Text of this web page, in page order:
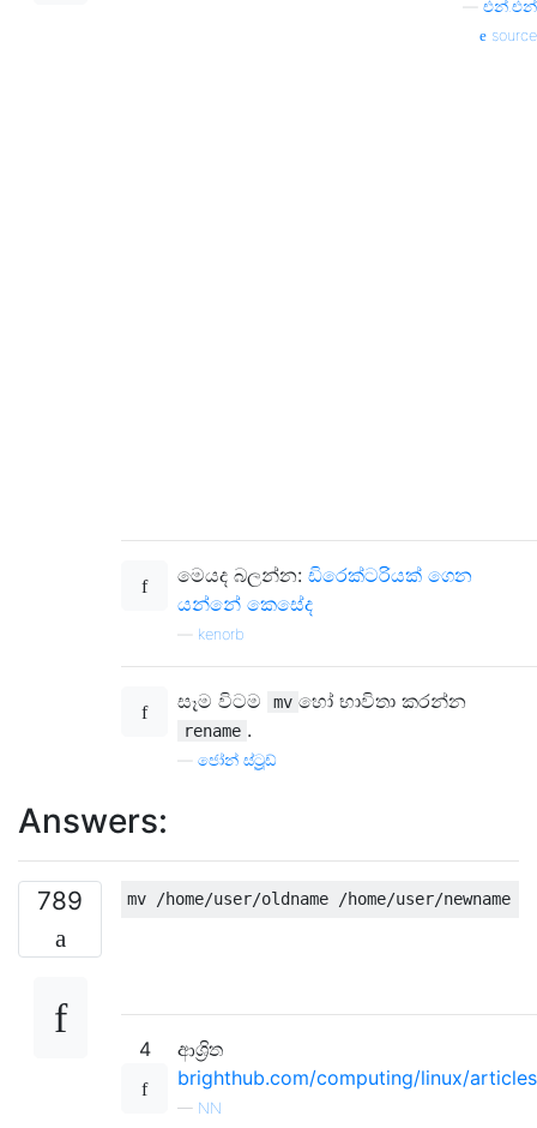
එන්.එන්
source
මෙයද බලන්න: ඩිරෙක්ටරියක් ගෙන
යන්නේ කෙසේද
kenorb
සෑම විටම mv හෝ භාවිතා කරන්න
rename .
ජෝන් ස්ට්‍රූඩ්
Answers:
789
4
ආශ්‍රිත
brighthub.com/computing/linux/
— NN